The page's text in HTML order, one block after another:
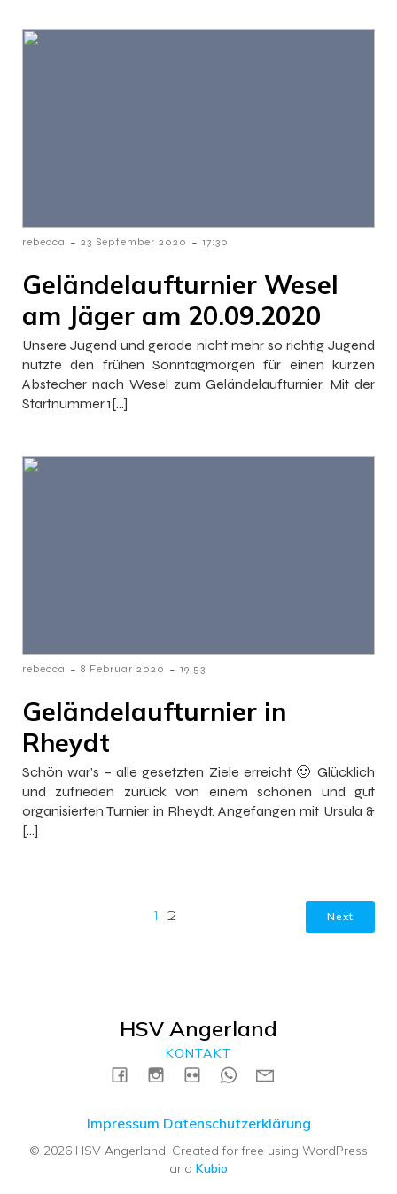
rebecca - 23 September 2020 - 17:30
Geländelaufturnier Wesel
am Jäger am 20.09.2020
Unsere Jugend und gerade nicht mehr so richtig Jugend
nutzte den frühen Sonntagmorgen für einen kurzen
Abstecher nach Wesel zum Geländelaufturnier. Mit der
Startnummer 1[…]
rebecca - 8 Februar 2020 - 19:53
Geländelaufturnier in
Rheydt
Schön war’s – alle gesetzten Ziele erreicht 🙂 Glücklich
und zufrieden zurück von einem schönen und gut
organisierten Turnier in Rheydt. Angefangen mit Ursula &
[…]
1 2 Next
HSV Angerland
KONTAKT
Impressum Datenschutzerklärung
© 2026 HSV Angerland. Created for free using WordPress
and Kubio